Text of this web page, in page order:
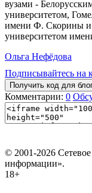
вузами -
университетом,
имени Ф. Скорины и
университетом
Ольга Нефёдова
Подписывайтесь
Получить код для
Комментарии: 0
© 2001-2026 Сетевое
информации».
18+